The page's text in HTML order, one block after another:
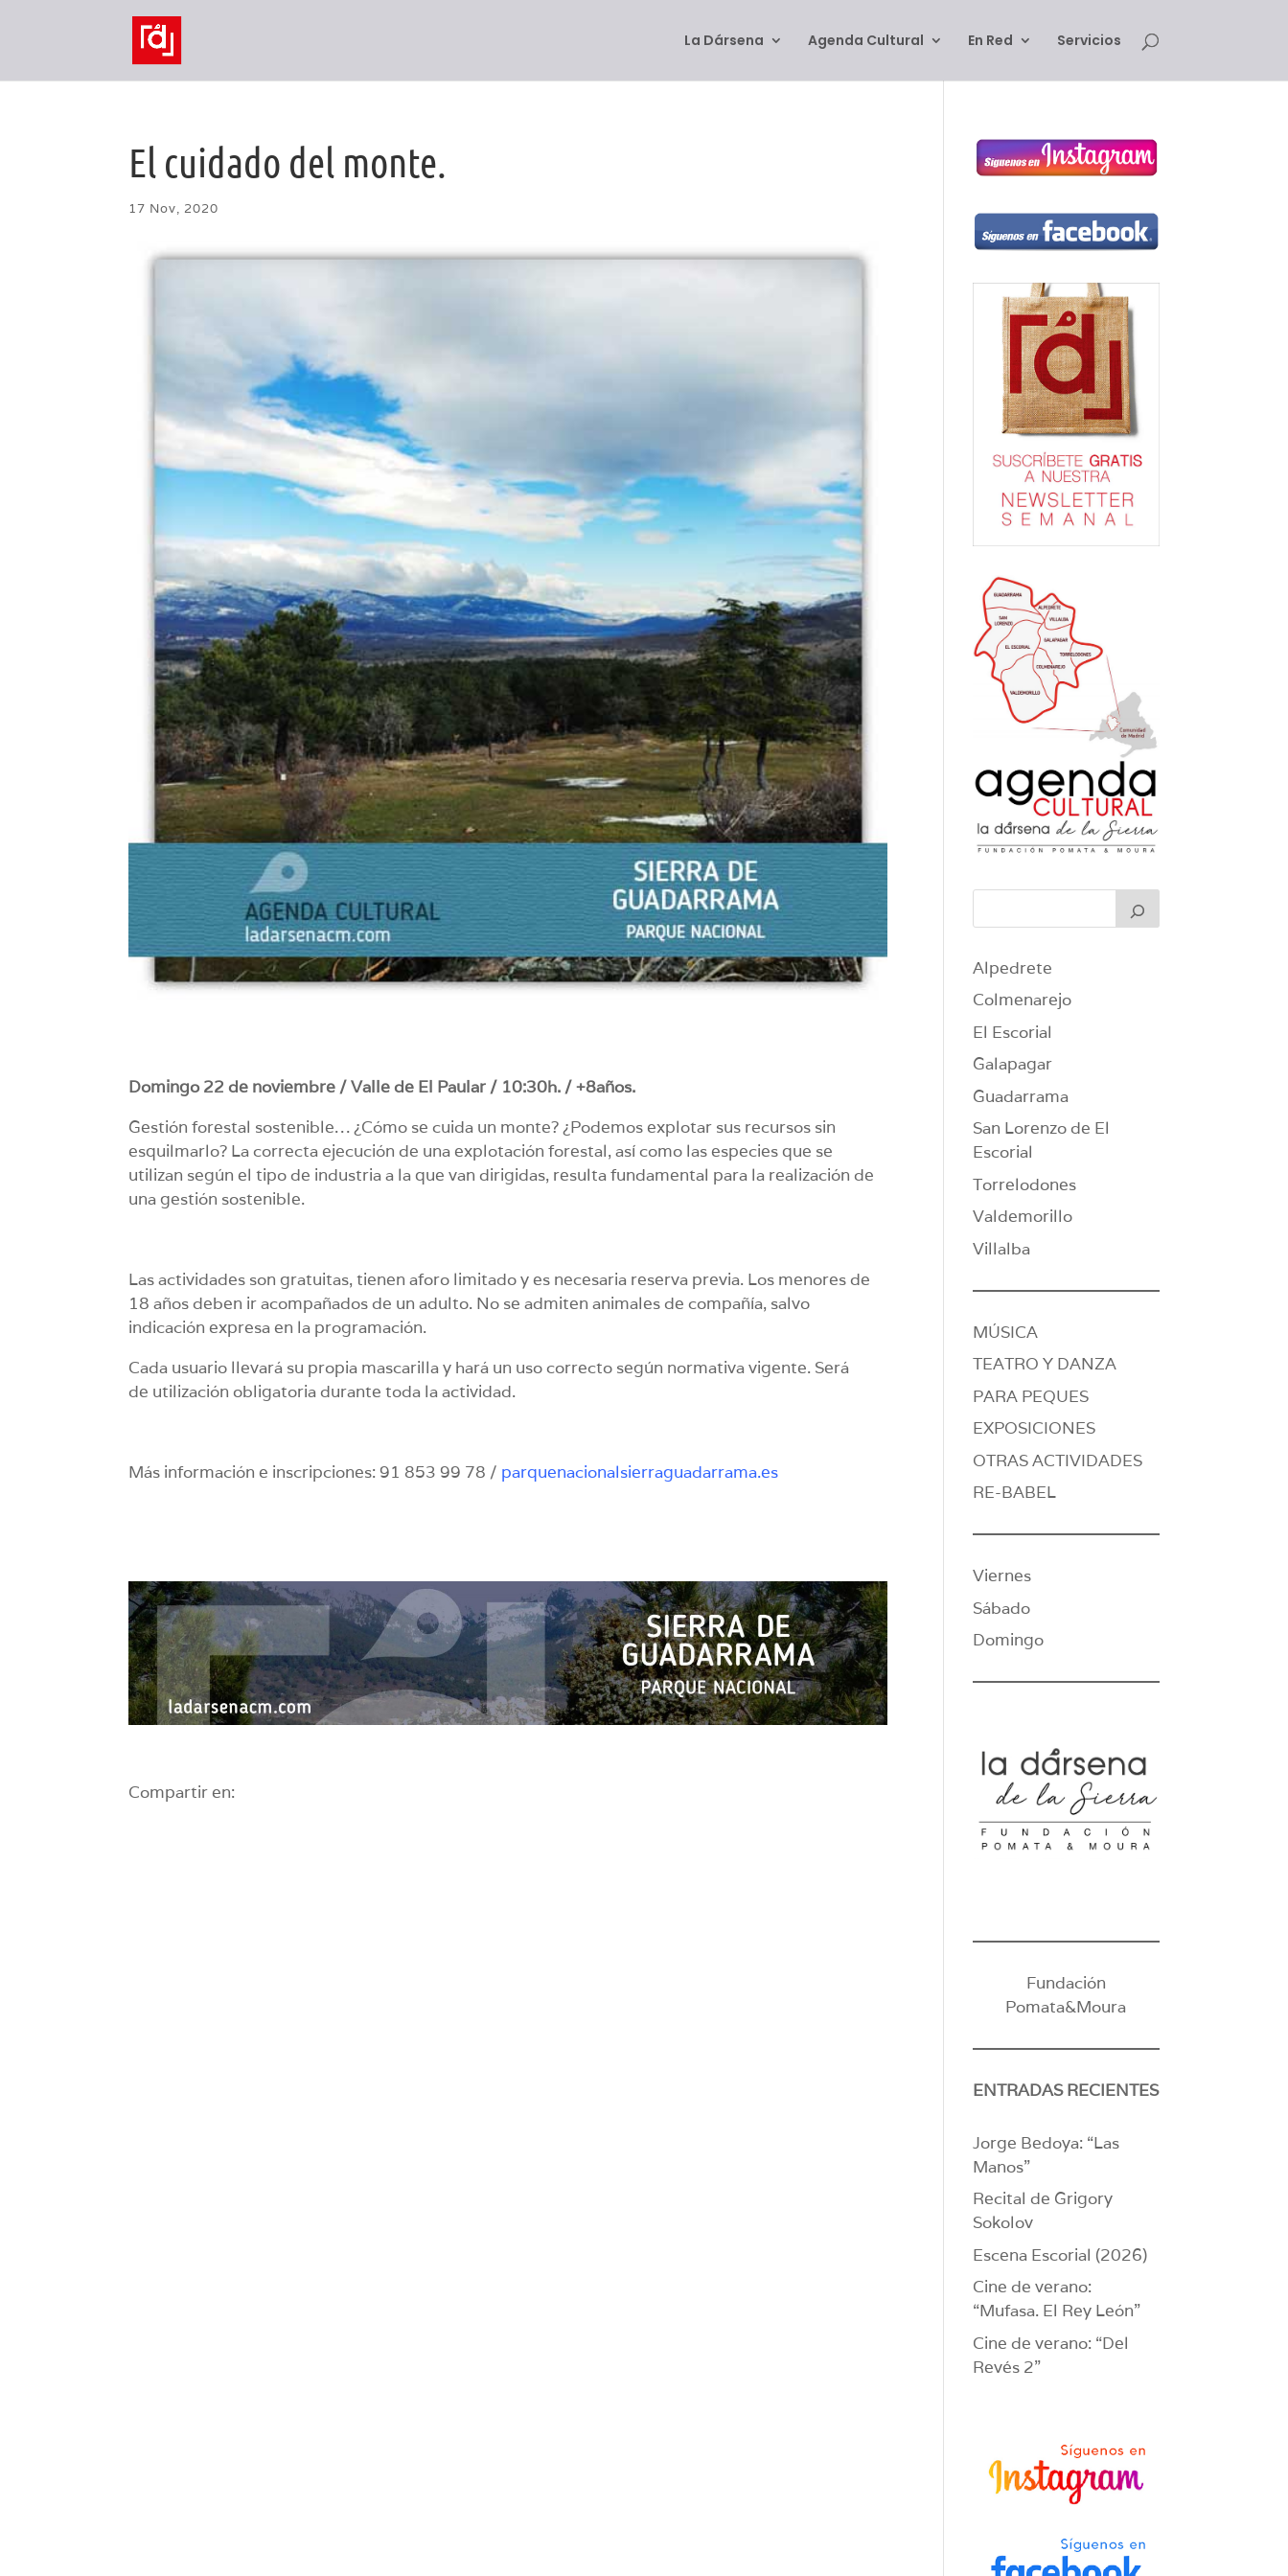
La Dársena Agenda Cultural En Red Servicios
El cuidado del monte.
17 Nov, 2020
Domingo 22 de noviembre / Valle de El Paular / 10:30h. / +8años.
Gestión forestal sostenible… ¿Cómo se cuida un monte? ¿Podemos explotar sus recursos sin
esquilmarlo? La correcta ejecución de una explotación forestal, así como las especies que se
utilizan según el tipo de industria a la que van dirigidas, resulta fundamental para la realización de
una gestión sostenible.
Las actividades son gratuitas, tienen aforo limitado y es necesaria reserva previa. Los menores de
18 años deben ir acompañados de un adulto. No se admiten animales de compañía, salvo
indicación expresa en la programación.
Cada usuario llevará su propia mascarilla y hará un uso correcto según normativa vigente. Será
de utilización obligatoria durante toda la actividad.
Más información e inscripciones: 91 853 99 78 / parquenacionalsierraguadarrama.es
Compartir en:
Alpedrete
Colmenarejo
El Escorial
Galapagar
Guadarrama
San Lorenzo de El
Escorial
Torrelodones
Valdemorillo
Villalba
MÚSICA
TEATRO Y DANZA
PARA PEQUES
EXPOSICIONES
OTRAS ACTIVIDADES
RE-BABEL
Viernes
Sábado
Domingo
Fundación
Pomata&Moura
ENTRADAS RECIENTES
Jorge Bedoya: “Las
Manos”
Recital de Grigory
Sokolov
Escena Escorial (2026)
Cine de verano:
“Mufasa. El Rey León”
Cine de verano: “Del
Revés 2”